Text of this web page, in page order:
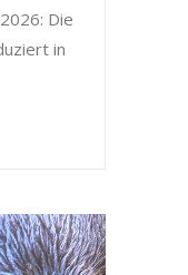
Die
in